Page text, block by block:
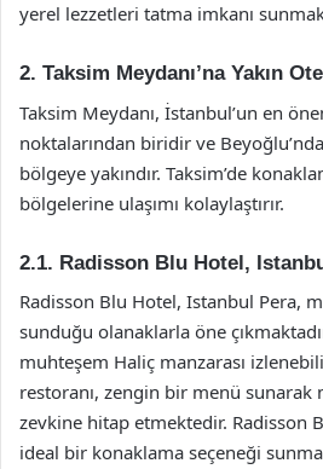
yerel lezzetleri tatma imkanı
2. Taksim Meydanı’na Yakın
Taksim Meydanı, İstanbul’un en
noktalarından biridir ve
bölgeye yakındır. Taksim’de
bölgelerine ulaşımı kolaylaştırır.
2.1. Radisson Blu Hotel,
Radisson Blu Hotel, Istanbul Pera,
sunduğu olanaklarla öne
muhteşem Haliç manzarası
restoranı, zengin bir menü
zevkine hitap etmektedir. Radisson
ideal bir konaklama seçeneği